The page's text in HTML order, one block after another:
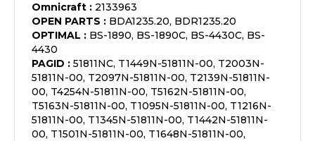
Omnicraft : 2133963
OPEN PARTS : BDA1235.20, BDR1235.20
OPTIMAL : BS-1890, BS-1890C, BS-4430C, BS-
4430
PAGID : 51811NC, T1449N-51811N-00, T2003N-
51811N-00, T2097N-51811N-00, T2139N-51811N-
00, T4254N-51811N-00, T5162N-51811N-00,
T5163N-51811N-00, T1095N-51811N-00, T1216N-
51811N-00, T1345N-51811N-00, T1442N-51811N-
00, T1501N-51811N-00, T1648N-51811N-00,